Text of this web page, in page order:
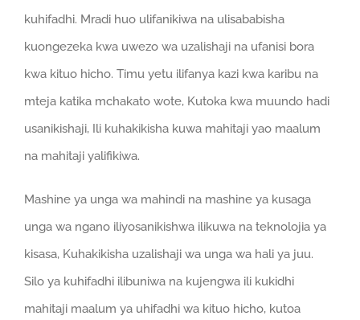
kuhifadhi. Mradi huo ulifanikiwa na ulisababisha
kuongezeka kwa uwezo wa uzalishaji na ufanisi bora
kwa kituo hicho. Timu yetu ilifanya kazi kwa karibu na
mteja katika mchakato wote, Kutoka kwa muundo hadi
usanikishaji, Ili kuhakikisha kuwa mahitaji yao maalum
na mahitaji yalifikiwa.
Mashine ya unga wa mahindi na mashine ya kusaga
unga wa ngano iliyosanikishwa ilikuwa na teknolojia ya
kisasa, Kuhakikisha uzalishaji wa unga wa hali ya juu.
Silo ya kuhifadhi ilibuniwa na kujengwa ili kukidhi
mahitaji maalum ya uhifadhi wa kituo hicho, kutoa